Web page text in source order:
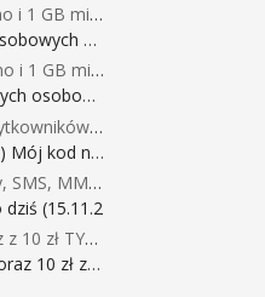
miesięcznie
a nieo
miesięcznie
(dawniej Android Pay)
kod na 40
za przeniesienie numeru do Play NEXT
(15.11.2
DZISIAJ
10 zł za r